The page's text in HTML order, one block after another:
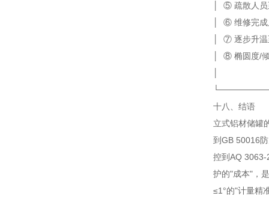
│ ⑤ 疏散人
│ ⑥ 维修完成
│ ⑦ 逐步
│ ⑧ 椭圆度/
十八、结语
立式铝材储罐
到GB 50016
控到AQ 3063-
护的"成本"，
≤1°的"计量精